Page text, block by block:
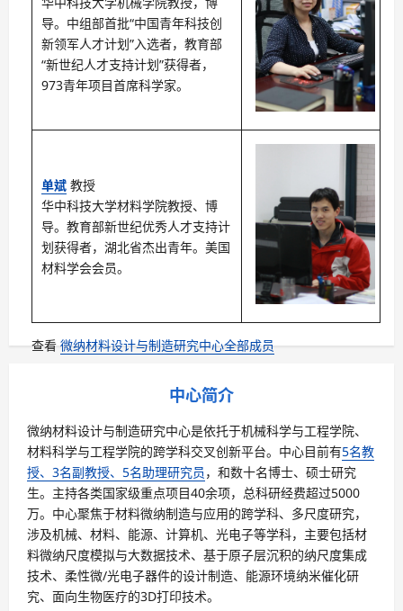
导。中组部首批“中国青年科技创
新领军人才计划”入选者，教育部
“新世纪人才支持计划”获得者，
973青年项目首席科学家。
单斌 教授
华中科技大学材料学院教授、博
导。教育部新世纪优秀人才支持计
划获得者，湖北省杰出青年。美国
材料学会会员。
查看微纳材料设计与制造研究中心全部成员
中心简介
微纳材料设计与制造研究中心是依托于机械科学与工程学院、
材料科学与工程学院的跨学科交叉创新平台。中心目前有5名教
授、3名副教授、5名助理研究员 ，和数十名博士、硕士研究
生。主持各类国家级重点项目40余项，总科研经费超过5000
万。中心聚焦于材料微纳制造与应用的跨学科、多尺度研究，
涉及机械、材料、能源、计算机、光电子等学科，主要包括材
料微纳尺度模拟与大数据技术、基于原子层沉积的纳尺度集成
技术、柔性微/光电子器件的设计制造、能源环境纳米催化研
究、面向生物医疗的3D打印技术。